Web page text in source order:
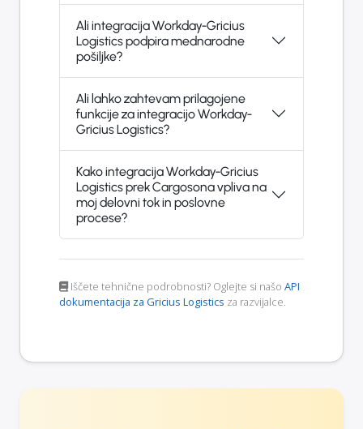
Ali integracija Workday-Gricius
Logistics podpira mednarodne
pošiljke?
Ali lahko zahtevam prilagojene
funkcije za integracijo Workday-
Gricius Logistics?
Kako integracija Workday-Gricius
Logistics prek Cargosona vpliva na
moj delovni tok in poslovne
procese?
Iščete tehnične podrobnosti? Oglejte si našo API
dokumentacija za Gricius Logistics za razvijalce.